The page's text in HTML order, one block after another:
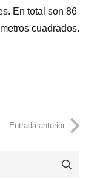
En total son 86
cuadrados.
Entrada anterior